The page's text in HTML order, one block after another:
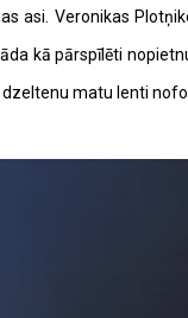
asi. Veronikas
kā pārspīlēti
dzeltenu matu lenti